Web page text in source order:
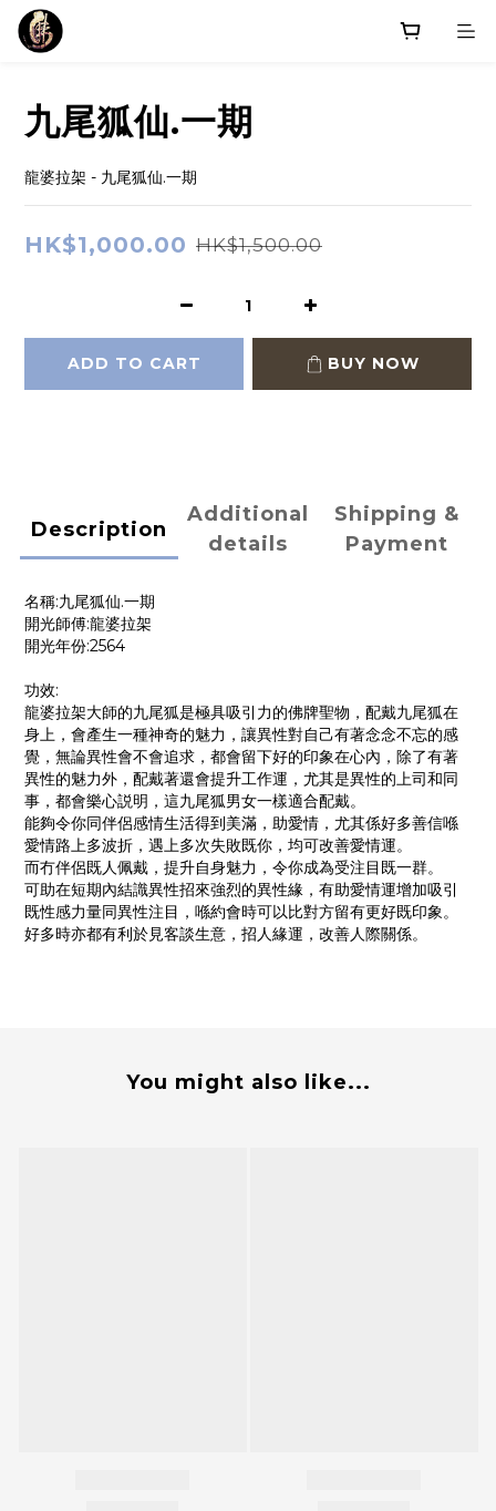
九尾狐仙.一期
龍婆拉架 - 九尾狐仙.一期
HK$1,000.00 HK$1,500.00
ADD TO CART BUY NOW
Description
Additional
details
Shipping &
Payment
名稱:九尾狐仙.一期
開光師傅:龍婆拉架
開光年份:2564
功效:
龍婆拉架大師的九尾狐是極具吸引力的佛牌聖物，配戴九尾狐在
身上，會產生一種神奇的魅力，讓異性對自己有著念念不忘的感
覺，無論異性會不會追求，都會留下好的印象在心內，除了有著
異性的魅力外，配戴著還會提升工作運，尤其是異性的上司和同
事，都會樂心説明，這九尾狐男女一樣適合配戴。
能夠令你同伴侶感情生活得到美滿，助愛情，尤其係好多善信喺
愛情路上多波折，遇上多次失敗既你，均可改善愛情運。
而冇伴侶既人佩戴，提升自身魅力，令你成為受注目既一群。
可助在短期內結識異性招來強烈的異性緣，有助愛情運增加吸引
既性感力量同異性注目，喺約會時可以比對方留有更好既印象。
好多時亦都有利於見客談生意，招人緣運，改善人際關係。
You might also like...